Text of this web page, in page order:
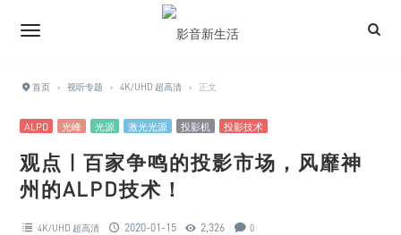
首页 › 视听专题 › 4K/UHD 超高清 › 正文
ALPD 光峰 光源 激光光源 投影机 投影技术
观点 | 百家争鸣的投影市场，风靡神
州的ALPD技术！
4K/UHD 超高清 2020-01-15 2,326 0